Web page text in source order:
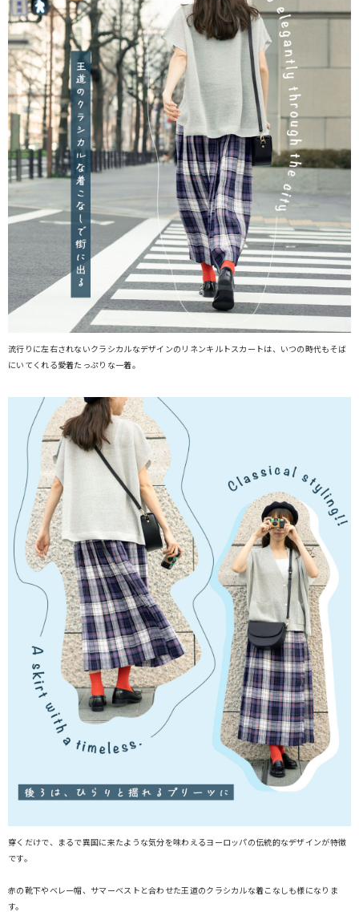
流行りに左右されないクラシカルなデザインのリネンキルトスカートは、いつの時代もそば
にいてくれる愛着たっぷりな一着。
穿くだけで、まるで異国に来たような気分を味わえるヨーロッパの伝統的なデザインが特徴
です。
赤の靴下やベレー帽、サマーベストと合わせた王道のクラシカルな着こなしも様になりま
す。